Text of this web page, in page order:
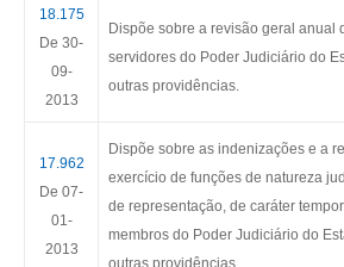
18.175
De 30-
09-
2013
Dispõe sobre a revisão geral anual
servidores do Poder Judiciário do
outras providências.
17.962
De 07-
01-
2013
Dispõe sobre as indenizações e a
exercício de funções de natureza
de representação, de caráter
membros do Poder Judiciário do
outras providências.